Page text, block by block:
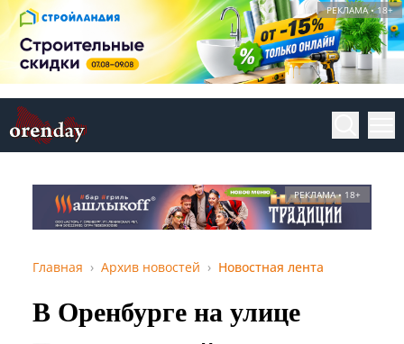
РЕКЛАМА • 18+
РЕКЛАМА • 18+
Главная Архив новостей Новостная лента
В Оренбурге на улице